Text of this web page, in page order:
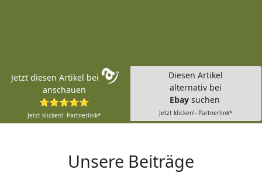
Jetzt diesen Artikel bei
anschauen
⭐⭐⭐⭐⭐
Jetzt klicken!- Partnerlink*
Diesen Artikel
alternativ bei
Ebay suchen
Jetzt klicken!- Partnerlink*
Unsere Beiträge